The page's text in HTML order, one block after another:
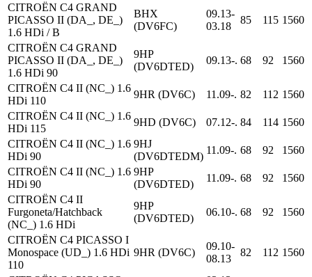
CITROËN C4 GRAND
PICASSO II (DA_, DE_)
1.6 HDi / B
BHX
(DV6FC)
09.13-
03.18
85 115 1560
CITROËN C4 GRAND
PICASSO II (DA_, DE_)
1.6 HDi 90
9HP
(DV6DTED)
09.13-. 68 92 1560
CITROËN C4 II (NC_) 1.6
HDi 110
9HR (DV6C) 11.09-. 82 112 1560
CITROËN C4 II (NC_) 1.6
HDi 115
9HD (DV6C) 07.12-. 84 114 1560
CITROËN C4 II (NC_) 1.6
HDi 90
9HJ
(DV6DTEDM)
11.09-. 68 92
1560
CITROËN C4 II (NC_) 1.6
HDi 90
9HP
(DV6DTED)
11.09-. 68 92
1560
CITROËN C4 II
Furgoneta/Hatchback
(NC_) 1.6 HDi
9HP
(DV6DTED)
06.10-. 68 92 1560
CITROËN C4 PICASSO I
Monospace (UD_) 1.6 HDi
110
9HR (DV6C)
09.10-
08.13
82 112 1560